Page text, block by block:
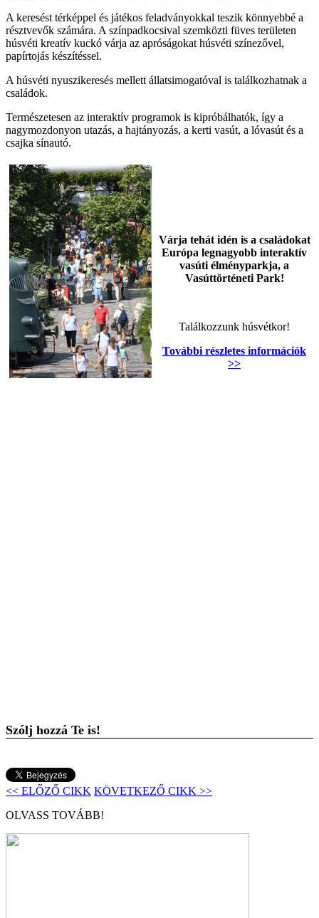
A keresést térképpel és játékos feladványokkal teszik könnyebbé a
résztvevők számára. A színpadkocsival szemközti füves területen
húsvéti kreatív kuckó várja az apróságokat húsvéti színezővel,
papírtojás készítéssel.
A húsvéti nyuszikeresés mellett állatsimogatóval is találkozhatnak a
családok.
Természetesen az interaktív programok is kipróbálhatók, így a
nagymozdonyon utazás, a hajtányozás, a kerti vasút, a lóvasút és a
csajka sínautó.
Várja tehát idén is a családokat
Európa legnagyobb interaktív
vasúti élményparkja, a
Vasúttörténeti Park!
Találkozzunk húsvétkor!
További részletes információk
>>
Szólj hozzá Te is!
<< ELŐZŐ CIKK KÖVETKEZŐ CIKK >>
OLVASS TOVÁBB!